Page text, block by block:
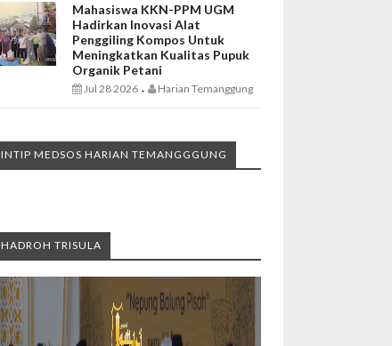
Mahasiswa KKN-PPM UGM
Hadirkan Inovasi Alat
Penggiling Kompos Untuk
Meningkatkan Kualitas Pupuk
Organik Petani
Jul 28 2026 - Harian Temanggung
INTIP MEDSOS HARIAN TEMANGGGUNG
HADROH TRISULA